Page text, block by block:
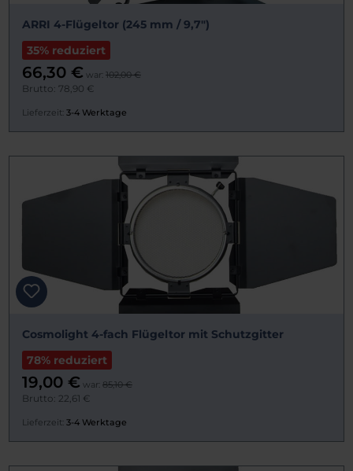
ARRI 4-Flügeltor (245 mm / 9,7")
35% reduziert
66,30 € war: 102,00 €
Brutto: 78,90 €
Lieferzeit: 3-4 Werktage
Cosmolight 4-fach Flügeltor mit Schutzgitter
78% reduziert
19,00 € war: 85,10 €
Brutto: 22,61 €
Lieferzeit: 3-4 Werktage